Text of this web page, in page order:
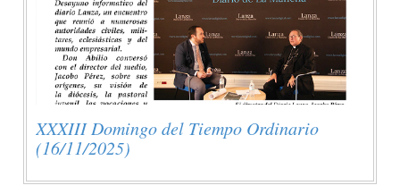
XXXIII Domingo del Tiempo Ordinario
(16/11/2025)